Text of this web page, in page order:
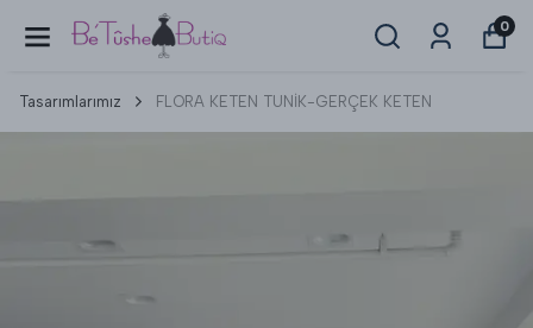
0
Tasarımlarımız FLORA KETEN TUNİK-GERÇEK KETEN